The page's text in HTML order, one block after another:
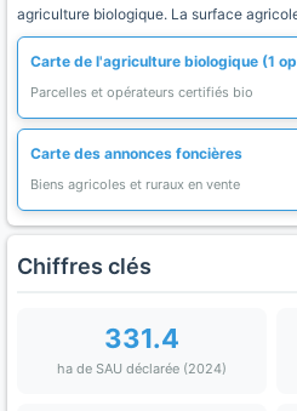
agriculture biologique. La surface
Carte de l'agriculture biologique (1
Parcelles et opérateurs certifiés bio
Carte des annonces foncières
Biens agricoles et ruraux en vente
Chiffres clés
331.4
ha de SAU déclarée (2024)